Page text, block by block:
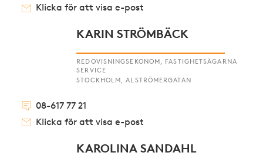
Klicka för att visa e-post
KARIN STRÖMBÄCK
REDOVISNINGSEKONOM, FASTIGHETSÄGARNA
SERVICE
STOCKHOLM, ALSTRÖMERGATAN
08-617 77 21
Klicka för att visa e-post
KAROLINA SANDAHL